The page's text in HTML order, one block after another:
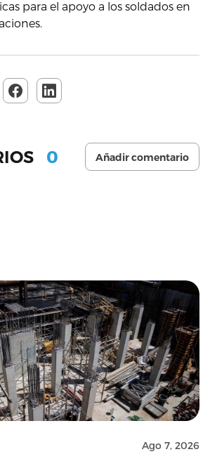
para el apoyo a los soldados en
0 Añadir comentario
Ago 7, 2026